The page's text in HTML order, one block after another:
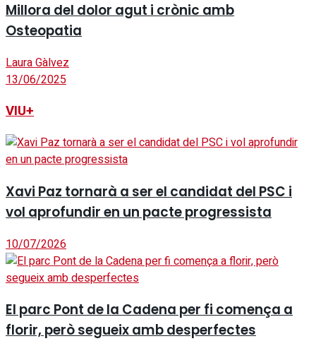
Millora del dolor agut i crònic amb
Osteopatia
Laura Gàlvez
13/06/2025
VIU+
Xavi Paz tornarà a ser el candidat del PSC i
vol aprofundir en un pacte progressista
10/07/2026
El parc Pont de la Cadena per fi comença a
florir, però segueix amb desperfectes